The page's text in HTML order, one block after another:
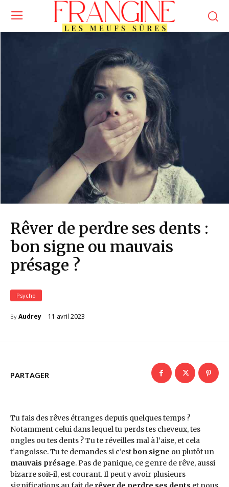
Rêver de perdre ses dents :
bon signe ou mauvais
présage ?
Psycho
By Audrey 11 avril 2023
PARTAGER
Tu fais des rêves étranges depuis quelques temps ?
Notamment celui dans lequel tu perds tes cheveux, tes
ongles ou tes dents ? Tu te réveilles mal à l’aise, et cela
t’angoisse. Tu te demandes si c’estbon signe ou plutôt un
mauvais présage. Pas de panique, ce genre de rêve, aussi
bizarre soit-il, est courant. Il peut y avoir plusieurs